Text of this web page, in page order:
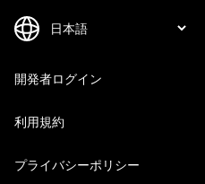
開発者ログイン
利用規約
プライバシーポリシー